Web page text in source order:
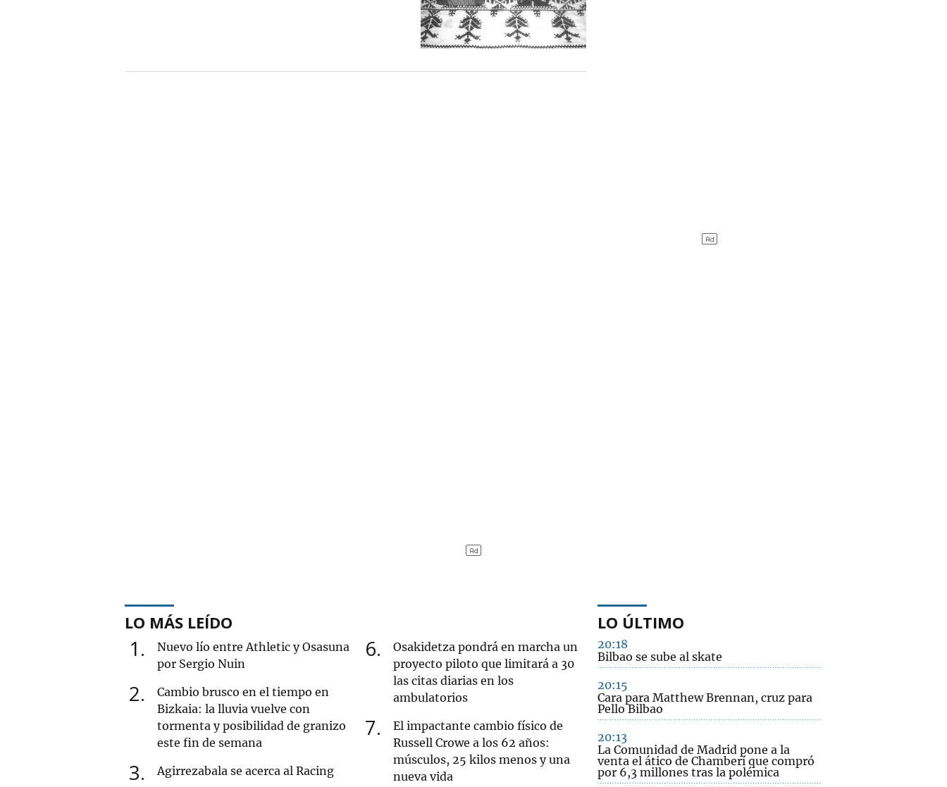
LO MÁS LEÍDO
1
Nuevo lío entre Athletic y Osasuna
por Sergio Nuin
2
Cambio brusco en el tiempo en
Bizkaia: la lluvia vuelve con
tormenta y posibilidad de granizo
este fin de semana
3 Agirrezabala se acerca al Racing
6
Osakidetza pondrá en marcha un
proyecto piloto que limitará a 30
las citas diarias en los
ambulatorios
7
El impactante cambio físico de
Russell Crowe a los 62 años:
músculos, 25 kilos menos y una
nueva vida
LO ÚLTIMO
20:18
Bilbao se sube al skate
20:15
Cara para Matthew Brennan, cruz para
Pello Bilbao
20:13
La Comunidad de Madrid pone a la
venta el ático de Chamberí que compró
por 6,3 millones tras la polémica